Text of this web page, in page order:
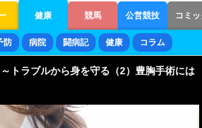
健康 競馬 公営競技 コミ
ートレース
防 病院 闘病記 健康 コラム
トラブルから身を守る（2）豊胸手術には